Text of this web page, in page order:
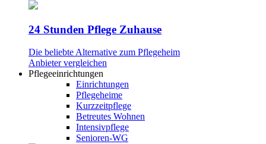
24 Stunden Pflege Zuhause
Die beliebte Alternative zum Pflegeheim
Anbieter vergleichen
Pflegeeinrichtungen
Einrichtungen
Pflegeheime
Kurzzeitpflege
Betreutes Wohnen
Intensivpflege
Senioren-WG